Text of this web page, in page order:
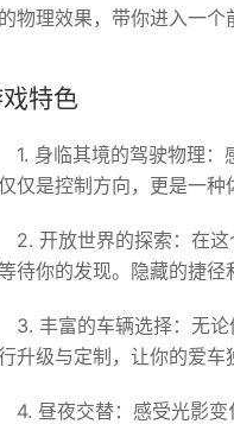
物理效果，带你进入一个
特色
1. 身临其境的驾驶物理：
仅是控制方向，更是一种
2. 开放世界的探索： 在这
待你的发现。隐藏的捷径
3. 丰富的车辆选择： 无论
升级与定制，让你的爱车
4. 昼夜交替： 感受光影